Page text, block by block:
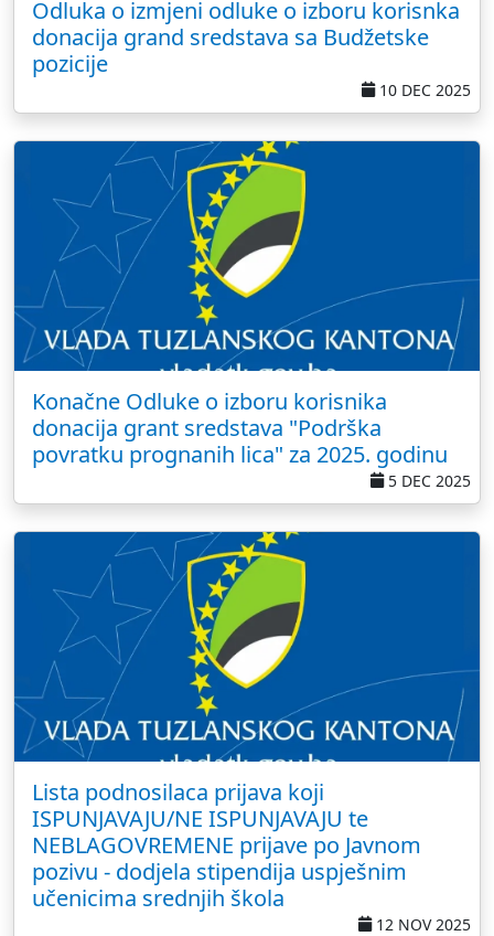
Odluka o izmjeni odluke o izboru korisnka
donacija grand sredstava sa Budžetske
pozicije
10 DEC 2025
Konačne Odluke o izboru korisnika
donacija grant sredstava "Podrška
povratku prognanih lica" za 2025. godinu
5 DEC 2025
Lista podnosilaca prijava koji
ISPUNJAVAJU/NE ISPUNJAVAJU te
NEBLAGOVREMENE prijave po Javnom
pozivu - dodjela stipendija uspješnim
učenicima srednjih škola
12 NOV 2025